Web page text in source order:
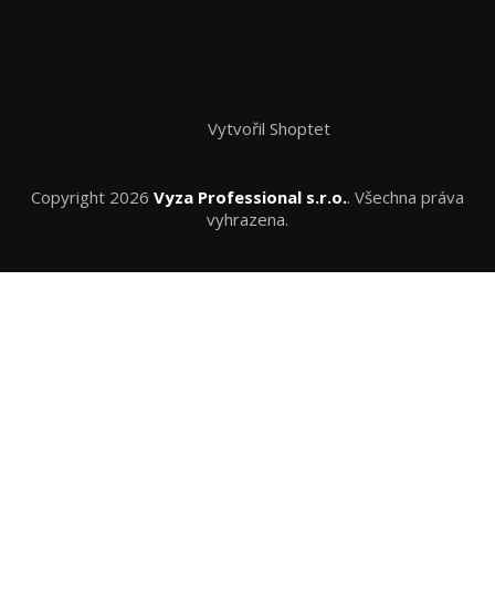
Vytvořil Shoptet
Copyright 2026 Vyza Professional s.r.o.. Všechna práva
vyhrazena.